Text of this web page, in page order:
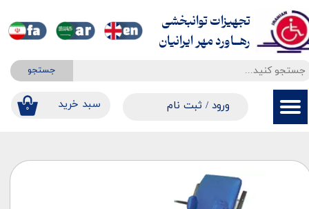
جستجو
۰ ​​سبد خرید ورود / ثبت نام
حساب کاربری من
سفارشات
خروج از حساب کاربری
تجهیزات توانبخشی
​​​​​​​رهــاورد مهر ایرانیان